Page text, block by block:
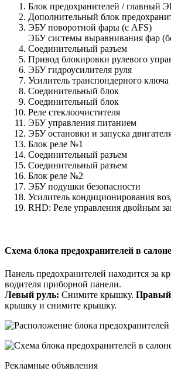
Блок предохранителей / главный
Дополнительный блок
ЭБУ поворотной фары (с AFS)
ЭБУ системы выравнивания фар
Соединительный разъем
Привод блокировки рулевого
ЭБУ гидроусилителя руля
Усилитель транспондерного ключа
Соединительный блок
Соединительный блок
Реле стеклоочистителя
ЭБУ управления питанием
ЭБУ остановки и запуска
Блок реле №1
Соединительный разъем
Соединительный разъем
Блок реле №2
ЭБУ подушки безопасности
Усилитель кондиционирования
RHD: Реле управления двойным
Схема блока предохранителей в салоне
Панель предохранителей находится за
водителя приборной панели.
Левый руль: Снимите крышку. Правый
крышку и снимите крышку.
Рекламные объявления